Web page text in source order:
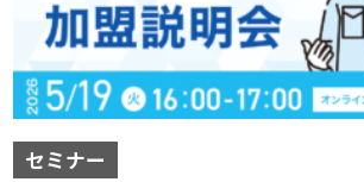
セミナー